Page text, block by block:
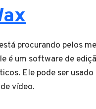
procurando pelos
é um software de
Ele pode ser
vídeo.